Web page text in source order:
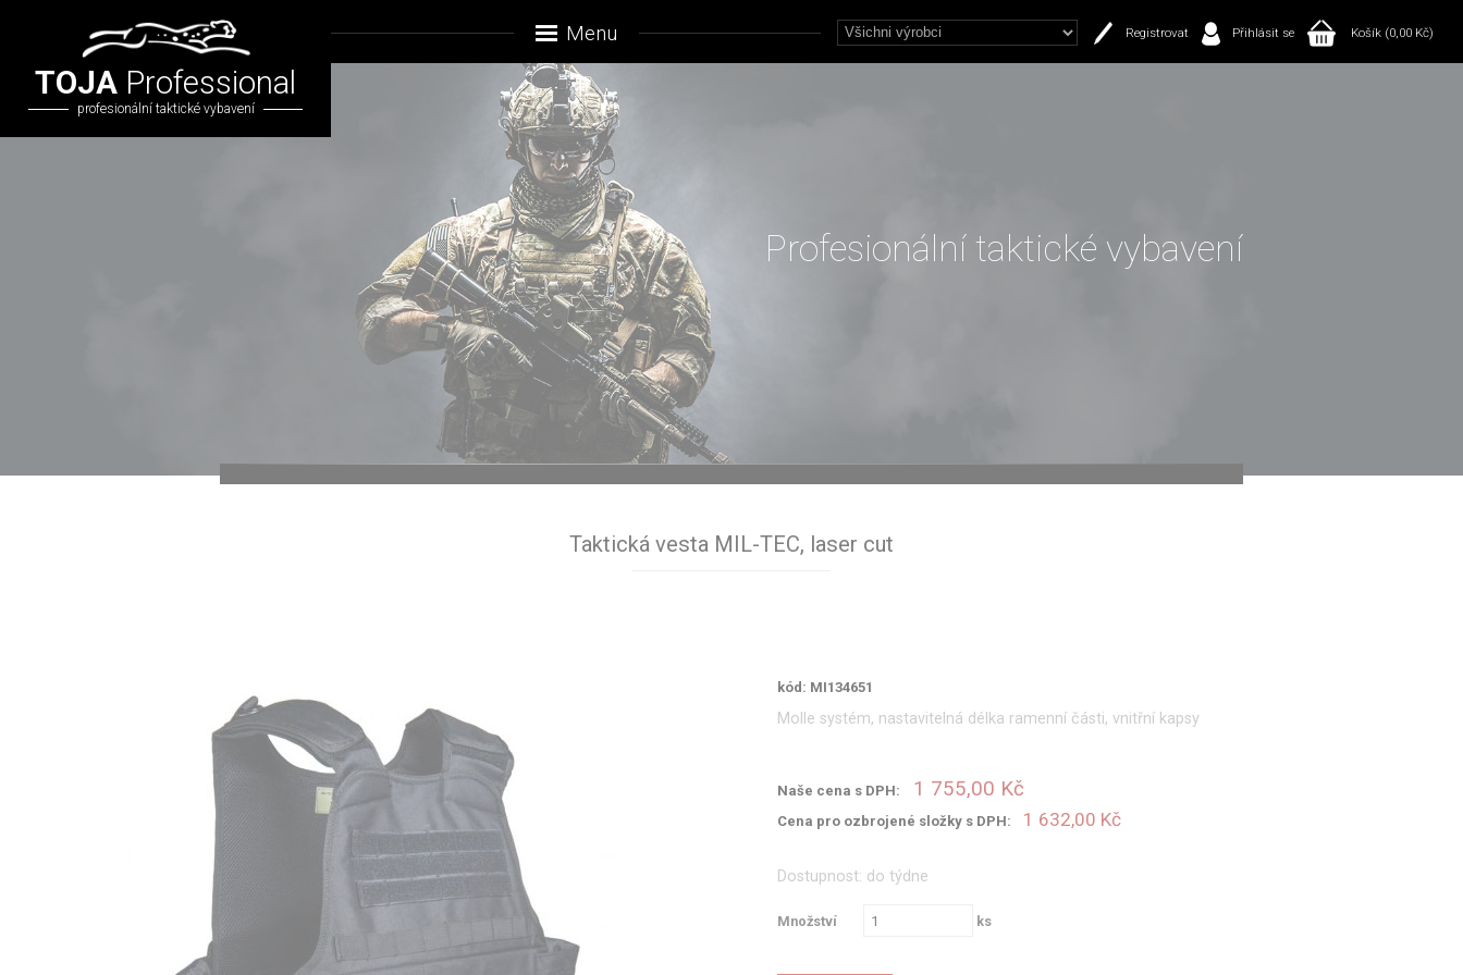
TOJA Professional
profesionální taktické vybavení
Registrovat Přihlásit se Košík (0,00 Kč)
Menu
Profesionální taktické vybavení
Taktická vesta MIL-TEC, laser cut
kód: MI134651
Molle systém, nastavitelná délka ramenní části, vnitřní kapsy
Naše cena s DPH: 1 755,00 Kč
Cena pro ozbrojené složky s DPH: 1 632,00 Kč
Dostupnost: do týdne
Množství ks